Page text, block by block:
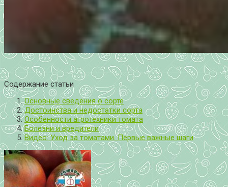
Содержание статьи
Основные сведения о сорте
Достоинства и недостатки сорта
Особенности агротехники томата
Болезни и вредители
Видео: Уход за томатами. Первые важные шаги